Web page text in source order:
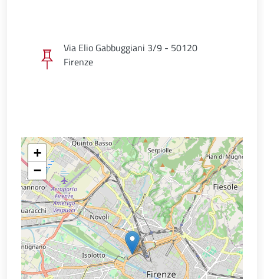
Via Elio Gabbuggiani 3/9 - 50120
Firenze
+
−